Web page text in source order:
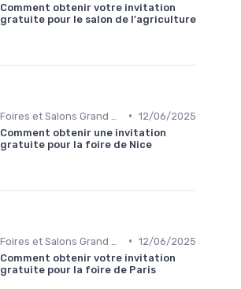
Comment obtenir votre invitation
gratuite pour le salon de l'agriculture
• 12/06/2025
Comment obtenir une invitation
gratuite pour la foire de Nice
• 12/06/2025
Comment obtenir votre invitation
gratuite pour la foire de Paris